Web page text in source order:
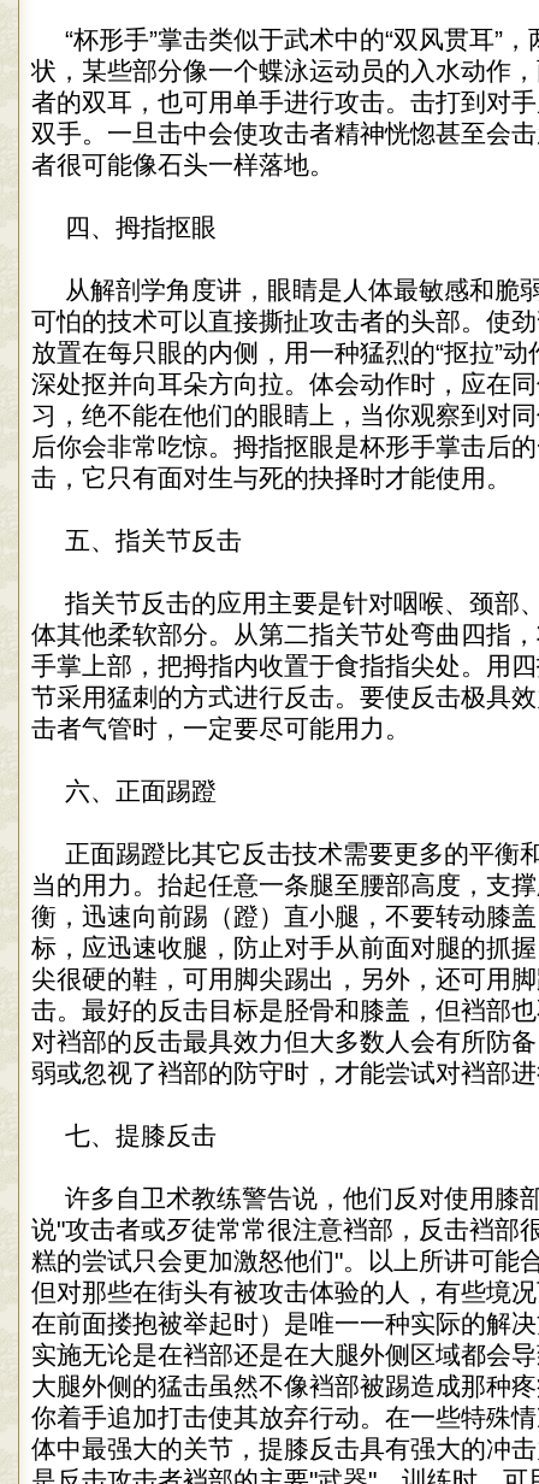
“杯形手”掌击类似于武术中的“双风贯耳”
状，某些部分像一个蝶泳运动员的入水动作
者的双耳，也可用单手进行攻击。击打到对
双手。一旦击中会使攻击者精神恍惚甚至会
者很可能像石头一样落地。
四、拇指抠眼
从解剖学角度讲，眼睛是人体最敏感和脆
可怕的技术可以直接撕扯攻击者的头部。使
放置在每只眼的内侧，用一种猛烈的“抠拉”
深处抠并向耳朵方向拉。体会动作时，应在
习，绝不能在他们的眼睛上，当你观察到对
后你会非常吃惊。拇指抠眼是杯形手掌击后
击，它只有面对生与死的抉择时才能使用。
五、指关节反击
指关节反击的应用主要是针对咽喉、颈部
体其他柔软部分。从第二指关节处弯曲四指
手掌上部，把拇指内收置于食指指尖处。用
节采用猛刺的方式进行反击。要使反击极具
击者气管时，一定要尽可能用力。
六、正面踢蹬
正面踢蹬比其它反击技术需要更多的平衡
当的用力。抬起任意一条腿至腰部高度，支
衡，迅速向前踢（蹬）直小腿，不要转动膝
标，应迅速收腿，防止对手从前面对腿的抓
尖很硬的鞋，可用脚尖踢出，另外，还可用
击。最好的反击目标是胫骨和膝盖，但裆部
对裆部的反击最具效力但大多数人会有所防
弱或忽视了裆部的防守时，才能尝试对裆部
七、提膝反击
许多自卫术教练警告说，他们反对使用膝
说"攻击者或歹徒常常很注意裆部，反击裆部
糕的尝试只会更加激怒他们"。以上所讲可能
但对那些在街头有被攻击体验的人，有些境
在前面搂抱被举起时）是唯一一种实际的解
实施无论是在裆部还是在大腿外侧区域都会
大腿外侧的猛击虽然不像裆部被踢造成那种
你着手追加打击使其放弃行动。在一些特殊
体中最强大的关节，提膝反击具有强大的冲